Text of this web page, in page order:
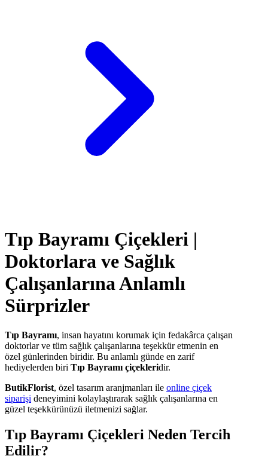
Tıp Bayramı Çiçekleri |
Doktorlara ve Sağlık
Çalışanlarına Anlamlı
Sürprizler
Tıp Bayramı, insan hayatını korumak için fedakârca çalışan
doktorlar ve tüm sağlık çalışanlarına teşekkür etmenin en
özel günlerinden biridir. Bu anlamlı günde en zarif
hediyelerden biri Tıp Bayramı çiçekleridir.
ButikFlorist, özel tasarım aranjmanları ile online çiçek
siparişi deneyimini kolaylaştırarak sağlık çalışanlarına en
güzel teşekkürünüzü iletmenizi sağlar.
Tıp Bayramı Çiçekleri Neden Tercih
Edilir?